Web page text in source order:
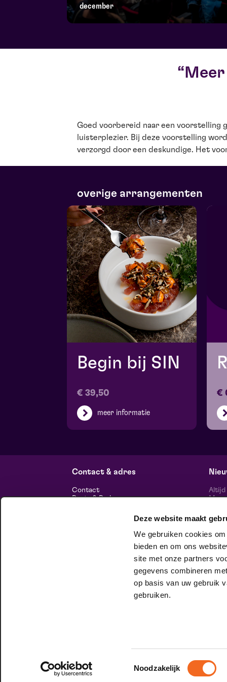
Deze website maakt
We gebruiken cookies
bieden en om ons
site met onze partners
gegevens combineren
op basis van uw gebruik
gebruiken.
Toestemmingsselectie
Noodzakelijk
december
Goed voorbereid naar een voorstelling
luisterplezier. Bij deze voorstelling
verzorgd door een deskundige. Het
bezoeken, reserveren is wel
overige arrangementen
Begin bij SIN
€ 39,50
meer informatie
€
Contact & adres
Contact
Route & Parkeren
Duurzaam ondernemen
Altijd
volg
© 2026 Maaspoort |Website by Itix